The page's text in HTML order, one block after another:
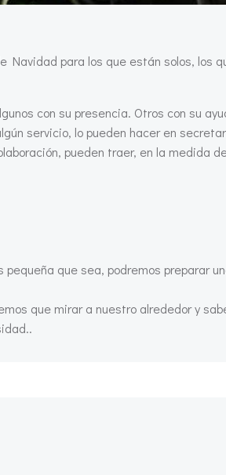
Navidad para los que están solos, los
con su presencia. Otros con su
servicio, lo pueden hacer en
pueden traer, en la medida
pequeña que sea, podremos preparar
que mirar a nuestro alrededor y